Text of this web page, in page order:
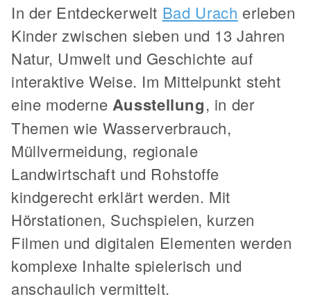
In der Entdeckerwelt Bad Urach erleben
Kinder zwischen sieben und 13 Jahren
Natur, Umwelt und Geschichte auf
interaktive Weise. Im Mittelpunkt steht
eine moderne Ausstellung, in der
Themen wie Wasserverbrauch,
Müllvermeidung, regionale
Landwirtschaft und Rohstoffe
kindgerecht erklärt werden. Mit
Hörstationen, Suchspielen, kurzen
Filmen und digitalen Elementen werden
komplexe Inhalte spielerisch und
anschaulich vermittelt.